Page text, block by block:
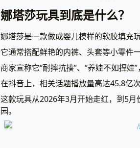
娜塔莎玩具到底是什么？
娜塔莎是一款做成婴儿模样的软胶填充玩
它通常搭配鲜艳的内裤、头套等小零件一
商家宣称它“耐摔抗揍”、“养娃不如捏
在抖音上，相关话题播放量高达45.8亿
这款玩具从2026年3月开始走红，到5
园。